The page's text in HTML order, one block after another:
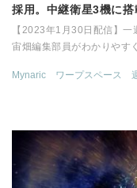
採用。中継衛星3機に搭
【2023年1月30日配信】
宙畑編集部員がわかりやす
Mynaric ワープスペース